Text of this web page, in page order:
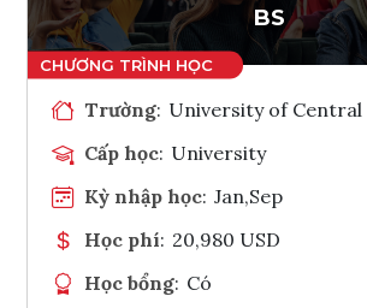
BS
Trường: University of Central
Cấp học: University
Kỳ nhập học: Jan,Sep
Học phí: 20,980 USD
Học bổng: Có